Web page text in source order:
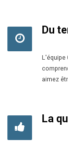
Du
L'équipe
aimez
La